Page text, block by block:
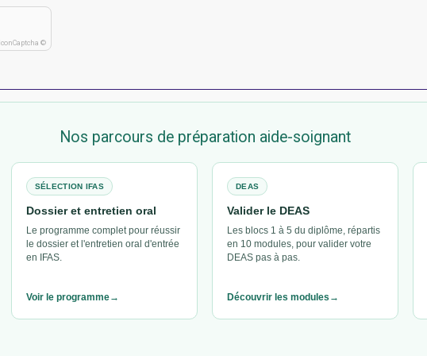
IconCaptcha ©
Nos parcours de préparation aide-soignant
SÉLECTION IFAS
Dossier et entretien oral
Le programme complet pour réussir
le dossier et l'entretien oral d'entrée
en IFAS.
Voir le programme
DEAS
Valider le DEAS
Les blocs 1 à 5 du diplôme, répartis
en 10 modules, pour valider votre
DEAS pas à pas.
Découvrir les modules